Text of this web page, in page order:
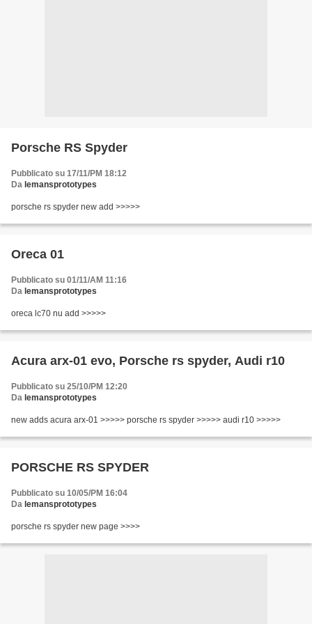
Porsche RS Spyder
Pubblicato su 17/11/PM 18:12
Da lemansprototypes
porsche rs spyder new add >>>>>
Oreca 01
Pubblicato su 01/11/AM 11:16
Da lemansprototypes
oreca lc70 nu add >>>>>
Acura arx-01 evo, Porsche rs spyder, Audi r10
Pubblicato su 25/10/PM 12:20
Da lemansprototypes
new adds acura arx-01 >>>>> porsche rs spyder >>>>> audi r10 >>>>>
PORSCHE RS SPYDER
Pubblicato su 10/05/PM 16:04
Da lemansprototypes
porsche rs spyder new page >>>>